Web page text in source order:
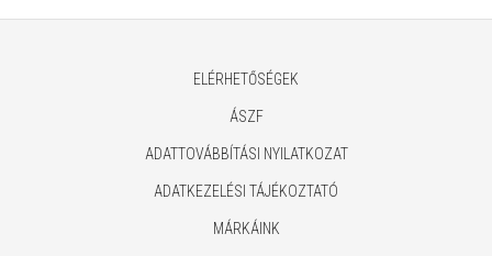
ELÉRHETŐSÉGEK
ÁSZF
ADATTOVÁBBÍTÁSI NYILATKOZAT
ADATKEZELÉSI TÁJÉKOZTATÓ
MÁRKÁINK